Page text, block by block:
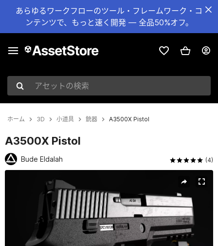
あらゆるワークフローのツール・フレームワーク・コ
ンテンツで、もっと速く開発 — 全品50%オフ。
アセットの検索
ホーム 3D 小道具 銃器 A3500X Pistol
A3500X Pistol
Bude Eldalah (4)